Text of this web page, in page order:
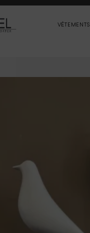
VÊTEMENTS